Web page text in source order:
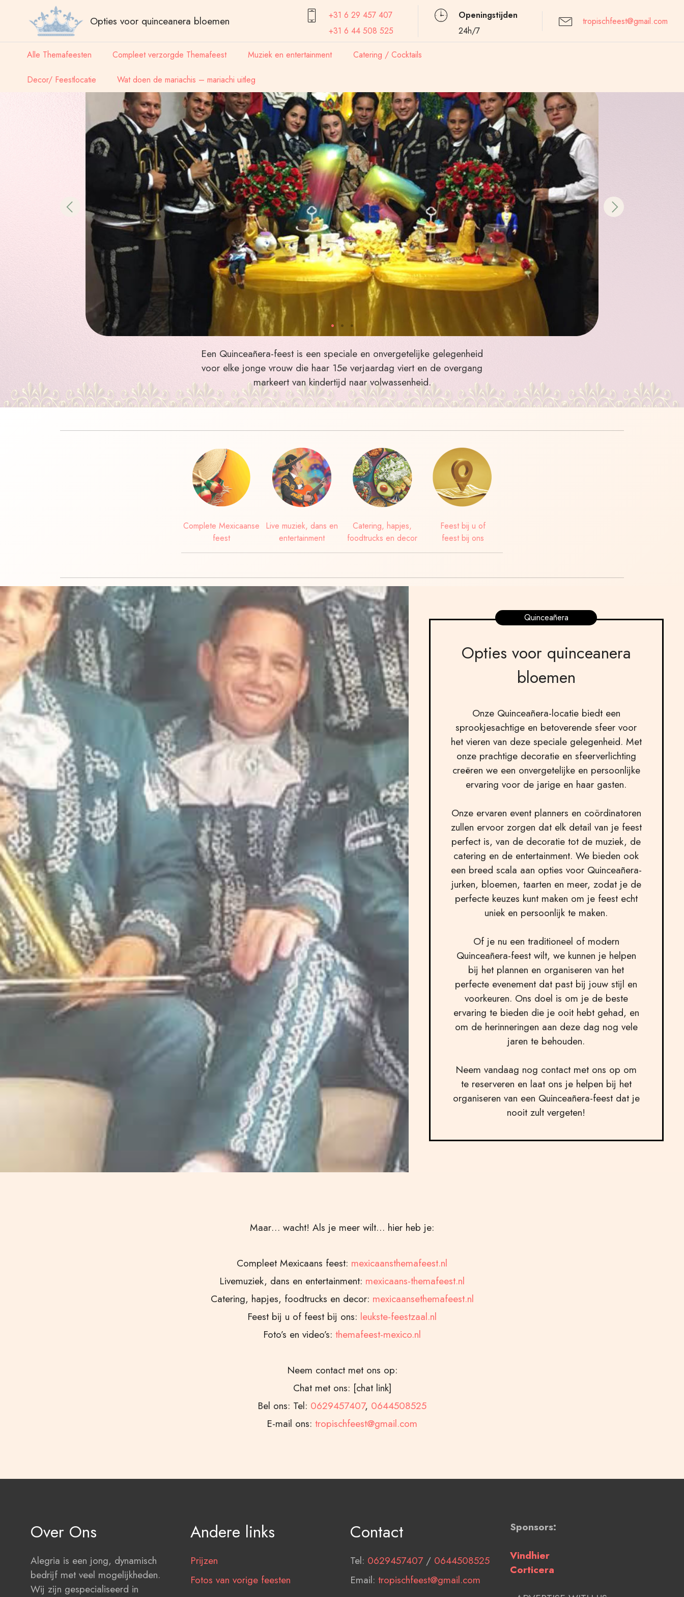
Opties voor quinceanera bloemen +31 6 29 457 407
+31 6 44 508 525
Openingstijden
24h/7
tropischfeest@gmail.com
Alle Themafeesten Compleet verzorgde Themafeest Muziek en entertainment Catering / Cocktails
Decor/ Feestlocatie Wat doen de mariachis – mariachi uitleg
Een Quinceañera-feest is een speciale en onvergetelijke gelegenheid
voor elke jonge vrouw die haar 15e verjaardag viert en de overgang
markeert van kindertijd naar volwassenheid.
Previous Next
Complete Mexicaanse
feest
Live muziek, dans en
entertainment
Catering, hapjes,
foodtrucks en decor
Feest bij u of
feest bij ons
Quinceañera
Opties voor quinceanera
bloemen
Onze Quinceañera-locatie biedt een
sprookjesachtige en betoverende sfeer voor
het vieren van deze speciale gelegenheid. Met
onze prachtige decoratie en sfeerverlichting
creëren we een onvergetelijke en persoonlijke
ervaring voor de jarige en haar gasten.
Onze ervaren event planners en coördinatoren
zullen ervoor zorgen dat elk detail van je feest
perfect is, van de decoratie tot de muziek, de
catering en de entertainment. We bieden ook
een breed scala aan opties voor Quinceañera-
jurken, bloemen, taarten en meer, zodat je de
perfecte keuzes kunt maken om je feest echt
uniek en persoonlijk te maken.
Of je nu een traditioneel of modern
Quinceañera-feest wilt, we kunnen je helpen
bij het plannen en organiseren van het
perfecte evenement dat past bij jouw stijl en
voorkeuren. Ons doel is om je de beste
ervaring te bieden die je ooit hebt gehad, en
om de herinneringen aan deze dag nog vele
jaren te behouden.
Neem vandaag nog contact met ons op om
te reserveren en laat ons je helpen bij het
organiseren van een Quinceañera-feest dat je
nooit zult vergeten!
Maar… wacht! Als je meer wilt… hier heb je:
Compleet Mexicaans feest: mexicaansthemafeest.nl
Livemuziek, dans en entertainment: mexicaans-themafeest.nl
Catering, hapjes, foodtrucks en decor: mexicaansethemafeest.nl
Feest bij u of feest bij ons: leukste-feestzaal.nl
Foto’s en video’s: themafeest-mexico.nl
Neem contact met ons op:
Chat met ons: [chat link]
Bel ons: Tel: 0629457407, 0644508525
E-mail ons: tropischfeest@gmail.com
Sponsors:
Vindhier
Corticera
Contact
Tel: 0629457407/ 0644508525
Email: tropischfeest@gmail.com
Andere links
Prijzen
Fotos van vorige feesten
Over Ons
Alegria is een jong, dynamisch
bedrijf met veel mogelijkheden.
Wij zijn gespecialiseerd in